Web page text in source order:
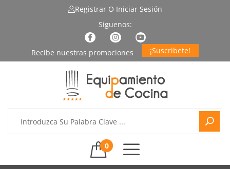
Registrar O Iniciar Sesión
¡Suscribete!
0